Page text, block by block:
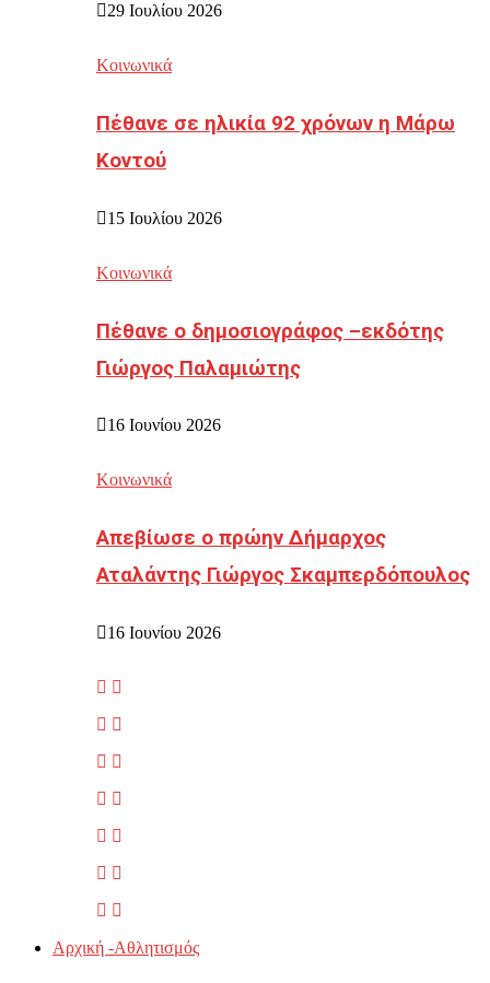
29 Ιουλίου 2026
Κοινωνικά
Πέθανε σε ηλικία 92 χρόνων η Μάρω
Κοντού
15 Ιουλίου 2026
Κοινωνικά
Πέθανε ο δημοσιογράφος –εκδότης
Γιώργος Παλαμιώτης
16 Ιουνίου 2026
Κοινωνικά
Απεβίωσε ο πρώην Δήμαρχος
Αταλάντης Γιώργος Σκαμπερδόπουλος
16 Ιουνίου 2026
Αρχική -Αθλητισμός